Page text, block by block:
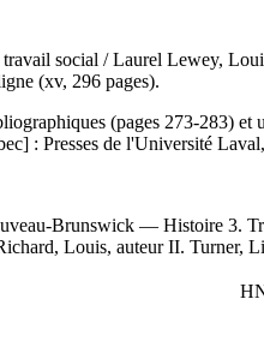
social / Laurel Lewey,
(xv, 296 pages).
(pages 273-283)
: Presses de l'Université
Brunswick — Histoire
Louis, auteur II. Turner,